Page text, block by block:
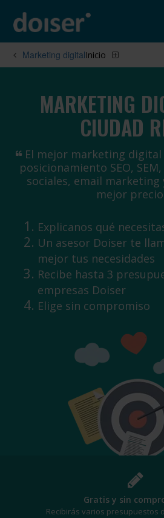
Marketing digitalInicio
MARKETING
CIUDAD
El mejor marketing
posicionamiento SEO,
sociales, email marketing
mejor
Explicanos qué
Un asesor Doiser te
mejor tus necesidades
Recibe hasta 3
empresas Doiser
Elige sin compromiso
¡Al mejor
Te beneficiarás de los